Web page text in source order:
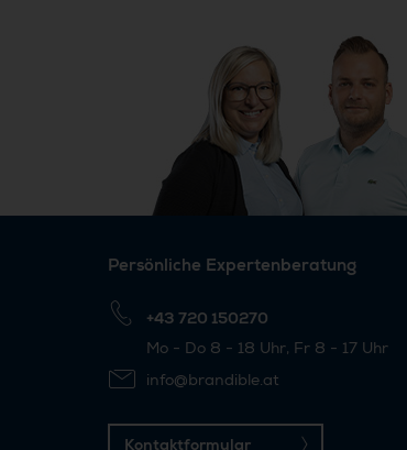
Persönliche Expertenberatung
+43 720 150270
Mo - Do 8 - 18 Uhr, Fr 8 - 17 Uhr
info@brandible.at
Kontaktformular